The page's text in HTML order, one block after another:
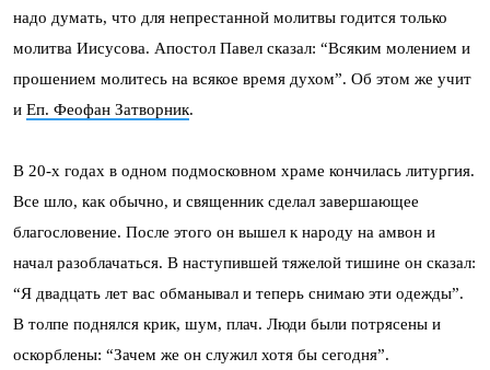
надо думать, что для непрестанной молитвы годится только
молитва Иисусова. Апостол Павел сказал: “Всяким молением и
прошением молитесь на всякое время духом”. Об этом же учит
и Еп. Феофан Затворник.
В 20-х годах в одном подмосковном храме кончилась литургия.
Все шло, как обычно, и священник сделал завершающее
благословение. После этого он вышел к народу на амвон и
начал разоблачаться. В наступившей тяжелой тишине он сказал:
“Я двадцать лет вас обманывал и теперь снимаю эти одежды”.
В толпе поднялся крик, шум, плач. Люди были потрясены и
оскорблены: “Зачем же он служил хотя бы сегодня”.